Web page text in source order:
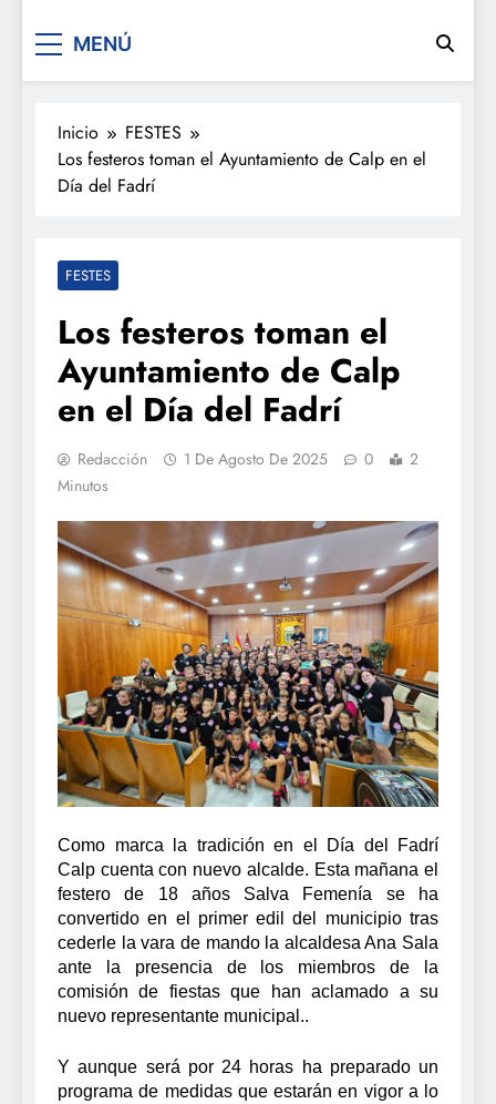
De festa en festa 2.0
MENÚ
Inicio
FESTES
Los festeros toman el Ayuntamiento de Calp en el
Día del Fadrí
FESTES
Los festeros toman el
Ayuntamiento de Calp
en el Día del Fadrí
Redacción 1 De Agosto De 2025 0
2
Minutos
Como marca la tradición en el Día del Fadrí
Calp cuenta con nuevo alcalde. Esta mañana el
festero de 18 años Salva Femenía se ha
convertido en el primer edil del municipio tras
cederle la vara de mando la alcaldesa Ana Sala
ante la presencia de los miembros de la
comisión de fiestas que han aclamado a su
nuevo representante municipal..
Y aunque será por 24 horas ha preparado un
programa de medidas que estarán en vigor a lo